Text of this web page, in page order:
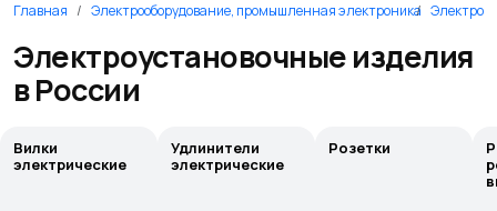
Главная Электрооборудование, промышленная электроника
Электроустановочные изделия
в России
Вилки
электрические
Удлинители
электрические
Розетки